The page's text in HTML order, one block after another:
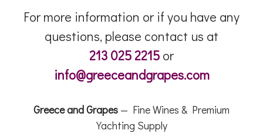
For more information or if you have any
questions, please contact us at
213 025 2215 or
info@greeceandgrapes.com
Greece and Grapes — Fine Wines & Premium
Yachting Supply